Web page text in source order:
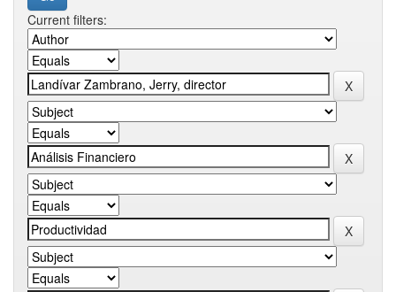
Current filters: